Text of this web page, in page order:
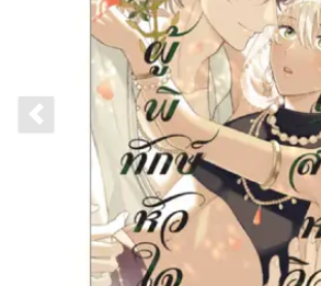
Previous slide